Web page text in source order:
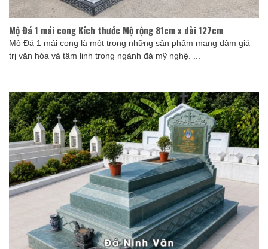
Mộ Đá 1 mái cong Kích thước Mộ rộng 81cm x dài 127cm
Mộ Đá 1 mái cong là một trong những sản phẩm mang đậm giá
trị văn hóa và tâm linh trong ngành đá mỹ nghệ. ...